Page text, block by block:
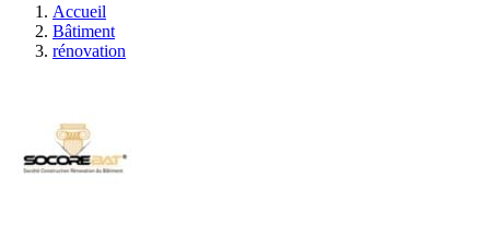
Accueil
Bâtiment
rénovation